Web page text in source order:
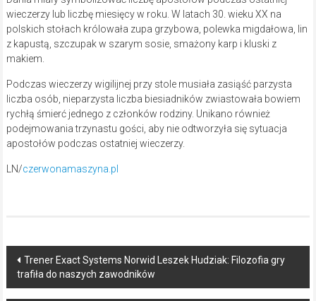
wieczerzy lub liczbę miesięcy w roku. W latach 30. wieku XX na
polskich stołach królowała zupa grzybowa, polewka migdałowa, lin
z kapustą, szczupak w szarym sosie, smażony karp i kluski z
makiem.
Podczas wieczerzy wigilijnej przy stole musiała zasiąść parzysta
liczba osób, nieparzysta liczba biesiadników zwiastowała bowiem
rychłą śmierć jednego z członków rodziny. Unikano również
podejmowania trzynastu gości, aby nie odtworzyła się sytuacja
apostołów podczas ostatniej wieczerzy.
LN/czerwonamaszyna.pl
Post
navigation
Trener Exact Systems Norwid Leszek Hudziak: Filozofia gry
trafiła do naszych zawodników